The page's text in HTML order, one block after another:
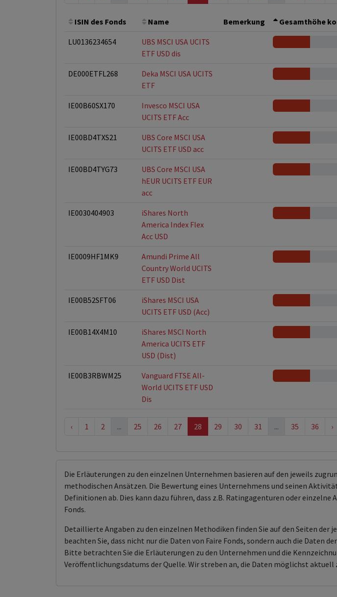
ISIN des Fonds Name Bemerkung Gesamthöhe
LU0136234654
UBS MSCI USA UCITS
ETF USD dis
DE000ETFL268
Deka MSCI USA UCITS
ETF
IE00B60SX170
Invesco MSCI USA
UCITS ETF Acc
IE00BD4TXS21
UBS Core MSCI USA
UCITS ETF USD acc
IE00BD4TYG73
UBS Core MSCI USA
hEUR UCITS ETF EUR
acc
IE0030404903
iShares North
America Index Flex
Acc USD
IE0009HF1MK9
Amundi Prime All
Country World UCITS
ETF USD Dist
IE00B52SFT06
iShares MSCI USA
UCITS ETF USD (Acc)
IE00B14X4M10
iShares MSCI North
America UCITS ETF
USD (Dist)
IE00B3RBWM25
Vanguard FTSE All-
World UCITS ETF USD
Dis
‹ 1 2 ... 25 26 27 28 29 30 31 ... 35 36 ›
Die Erläuterungen zu den einzelnen Unternehmen basieren auf den jeweils
methodischen Ansätzen. Die Bewertung eines Unternehmens und seinen
Definitionen ab. Dies kann dazu führen, dass z.B. Ratingagenturen oder
Fonds.
Detaillierte Angaben zu den einzelnen Methodiken finden Sie auf den Seiten
beachten Sie, dass nicht nur die Daten von Faire Fonds, sondern auch die
Bitte betrachten Sie die Erläuterungen zu den Unternehmen und die
Veröffentlichungsdatums der Quelle. Wir streben an, die Daten möglichst aktuell